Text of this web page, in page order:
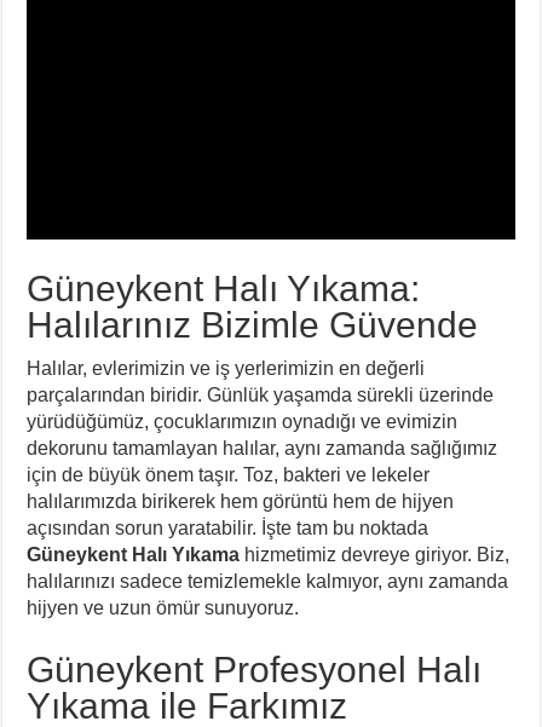
Güneykent Halı Yıkama:
Halılarınız Bizimle Güvende
Halılar, evlerimizin ve iş yerlerimizin en değerli
parçalarından biridir. Günlük yaşamda sürekli üzerinde
yürüdüğümüz, çocuklarımızın oynadığı ve evimizin
dekorunu tamamlayan halılar, aynı zamanda sağlığımız
için de büyük önem taşır. Toz, bakteri ve lekeler
halılarımızda birikerek hem görüntü hem de hijyen
açısından sorun yaratabilir. İşte tam bu noktada
Güneykent Halı Yıkama hizmetimiz devreye giriyor. Biz,
halılarınızı sadece temizlemekle kalmıyor, aynı zamanda
hijyen ve uzun ömür sunuyoruz.
Güneykent Profesyonel Halı
Yıkama ile Farkımız